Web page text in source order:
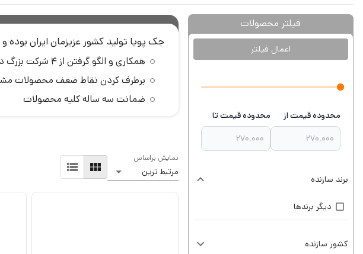
فیلتر محصولات
اعمال فیلتر
محدوده قیمت از محدوده قیمت تا
برند سازنده
دیگر برندها
کشور سازنده
جک پویا تولید کشور عزیزمان ایران بوده و با 20 سال سابقه درخشان سعی بر
همکاری و الگو گرفتن از 4 شرکت بزرگ دنیا در زمینه صنعتی نظیر SEA ایتالیا، APRIMATIC ایتالیا، ACM ایتالیا و oco door چین
برطرف کردن نقاط ضعف محصولات
ضمانت سه ساله کلیه محصولات
نمایش براساس